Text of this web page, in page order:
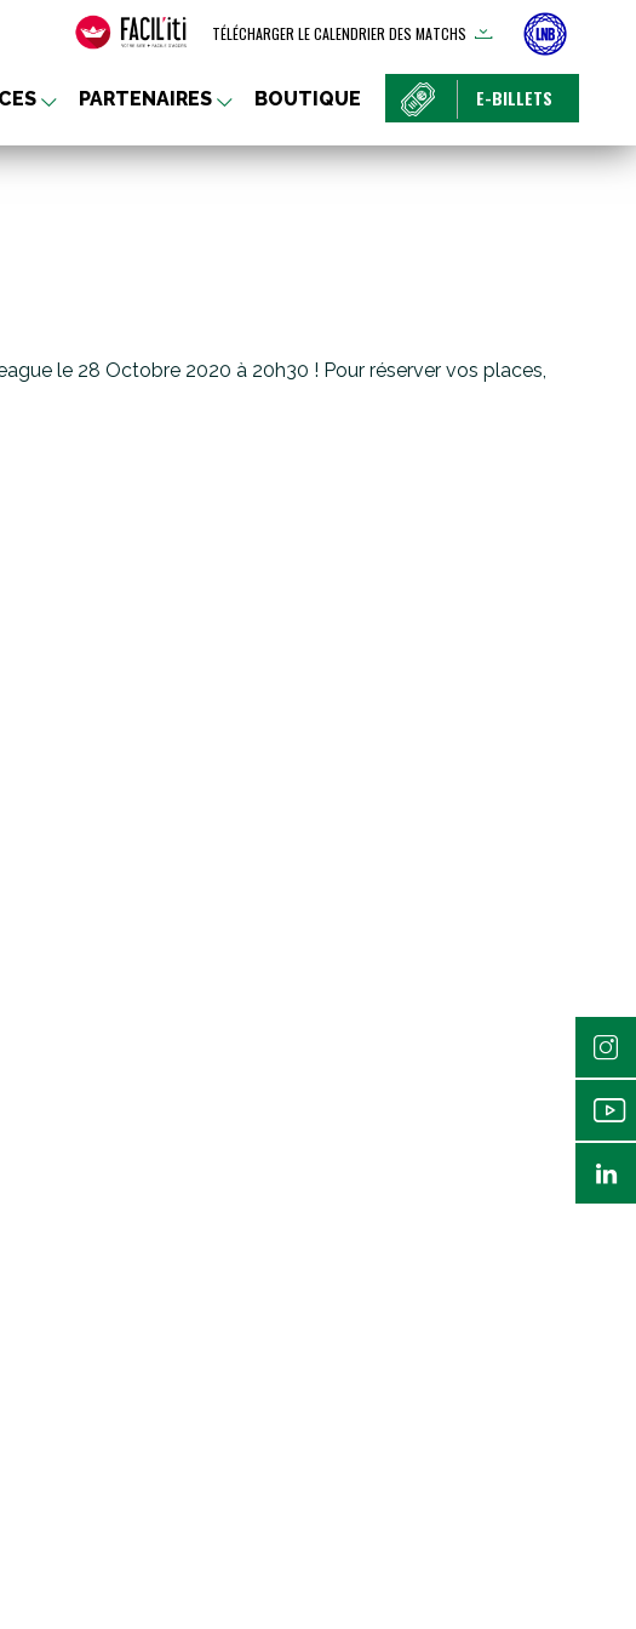
TÉLÉCHARGER LE CALENDRIER DES MATCHS
E-BILLETS
PARTENAIRES BOUTIQUE
le 28 Octobre 2020 à 20h30 ! Pour réserver vos places,